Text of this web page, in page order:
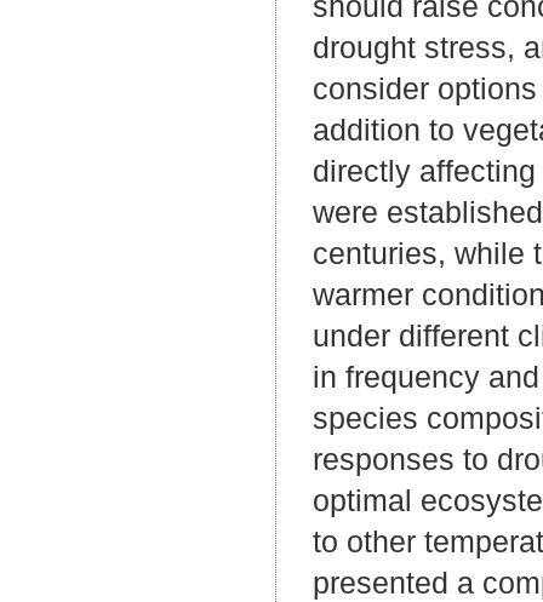
drought stress,
consider
addition to
directly
were
centuries, while
warmer
under different
in frequency
species
responses to
optimal
to other
presented a